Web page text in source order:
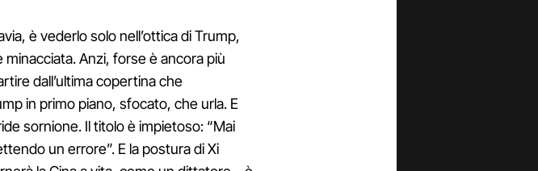
è vederlo solo nell’ottica di Trump,
Anzi, forse è ancora più
dall’ultima copertina che
in primo piano, sfocato, che urla. E
sornione. Il titolo è impietoso: “Mai
un errore”. E la postura di Xi